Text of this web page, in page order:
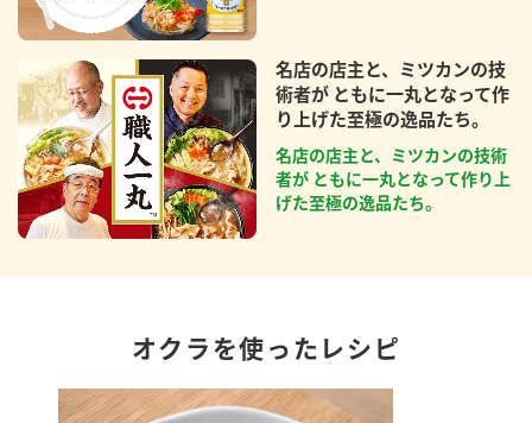
名店の店主と、ミツカンの技
術者が ともに一丸となって作
り上げた至極の逸品たち。
名店の店主と、ミツカンの技術
者が ともに一丸となって作り上
げた至極の逸品たち。
オクラを使ったレシピ